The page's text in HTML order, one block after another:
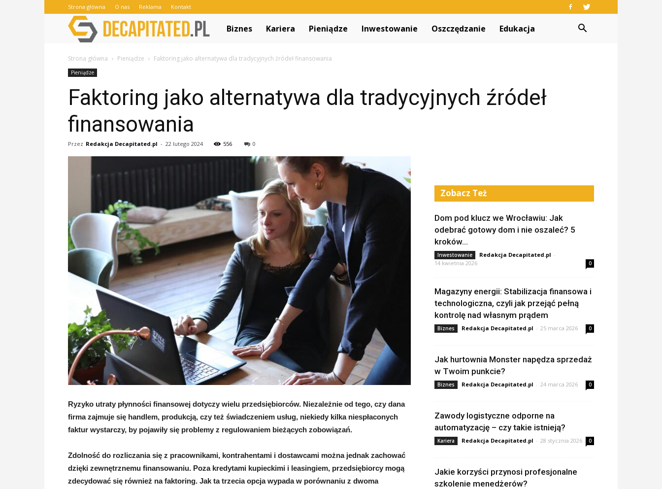
Strona główna O nas Reklama Kontakt
Decapitated.pl
Biznes Kariera Pieniądze Inwestowanie Oszczędzanie Edukacja
Strona główna Pieniądze Faktoring jako alternatywa dla tradycyjnych źródeł finansowania
Pieniądze
Faktoring jako alternatywa dla tradycyjnych źródeł
finansowania
Przez Redakcja Decapitated.pl - 22 lutego 2024 556 0
Ryzyko utraty płynności finansowej dotyczy wielu przedsiębiorców. Niezależnie od tego, czy dana
firma zajmuje się handlem, produkcją, czy też świadczeniem usług, niekiedy kilka niespłaconych
faktur wystarczy, by pojawiły się problemy z regulowaniem bieżących zobowiązań.
Zdolność do rozliczania się z pracownikami, kontrahentami i dostawcami można jednak zachować
dzięki zewnętrznemu finansowaniu. Poza kredytami kupieckimi i leasingiem, przedsiębiorcy mogą
zdecydować się również na faktoring. Jak ta trzecia opcja wypada w porównaniu z dwoma
Zobacz Też
Dom pod klucz we Wrocławiu: Jak
odebrać gotowy dom i nie oszaleć? 5
kroków...
Inwestowanie Redakcja Decapitated.pl -
14 kwietnia 2026
0
Magazyny energii: Stabilizacja finansowa i
technologiczna, czyli jak przejąć pełną
kontrolę nad własnym prądem
Biznes Redakcja Decapitated.pl - 25 marca 2026 0
Jak hurtownia Monster napędza sprzedaż
w Twoim punkcie?
Biznes Redakcja Decapitated.pl - 24 marca 2026 0
Zawody logistyczne odporne na
automatyzację – czy takie istnieją?
Kariera Redakcja Decapitated.pl - 28 stycznia 2026 0
Jakie korzyści przynosi profesjonalne
szkolenie menedżerów?